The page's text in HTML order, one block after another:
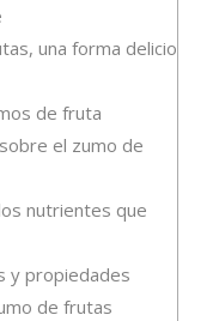
una forma deliciosa
de fruta
el zumo de
nutrientes que
y propiedades
de frutas